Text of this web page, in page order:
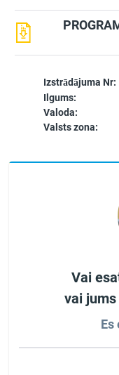
Izstrādājuma Nr:
Ilgums:
Valoda:
Valsts zona:
Vai
vai
Es